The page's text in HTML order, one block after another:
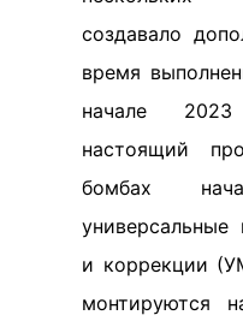
создавало
время
начале
настоящий
бомбах
универсальные
и коррекции
монтируются